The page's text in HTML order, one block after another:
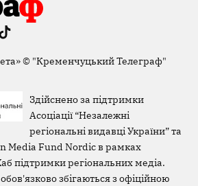
© "Кременчуцький Телеграф"
Здійснено за підтримки
Асоціації “Незалежні
регіональні видавці України” та
Media Fund Nordic в рамках
підтримки регіональних медіа.
збігаються з офіційною